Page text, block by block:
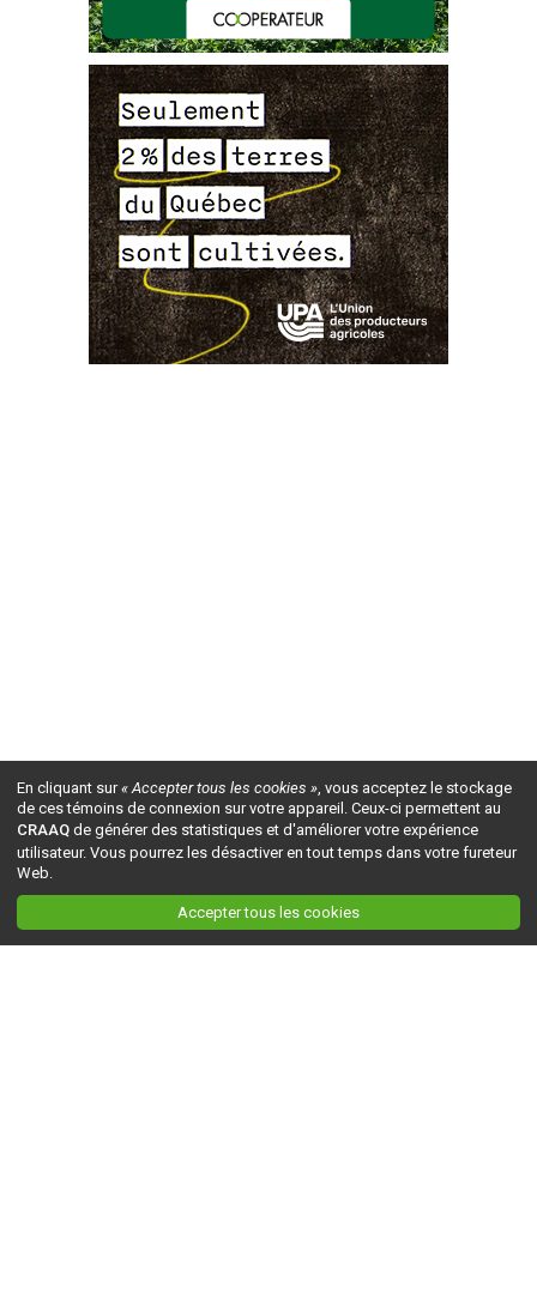
En cliquant sur« Accepter tous les cookies », vous acceptez le stockage
de ces témoins de connexion sur votre appareil. Ceux-ci permettent au
CRAAQ de générer des statistiques et d'améliorer votre expérience
utilisateur. Vous pourrez les désactiver en tout temps dans votre fureteur
Web.
Accepter tous les cookies